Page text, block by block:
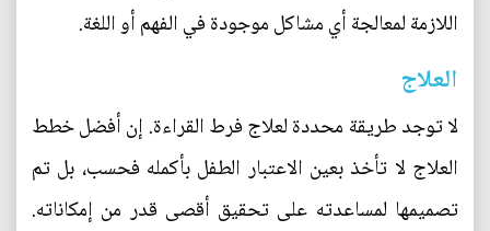
اللازمة لمعالجة أي مشاكل موجودة في الفهم أو اللغة.
العلاج
لا توجد طريقة محددة لعلاج فرط القراءة. إن أفضل خطط
العلاج لا تأخذ بعين الاعتبار الطفل بأكمله فحسب، بل تم
تصميمها لمساعدته على تحقيق أقصى قدر من إمكاناته.